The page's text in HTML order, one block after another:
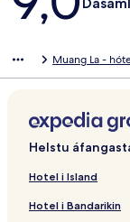
Muang La -
Helstu
Hotel i Island
Hotel i Bandarikin